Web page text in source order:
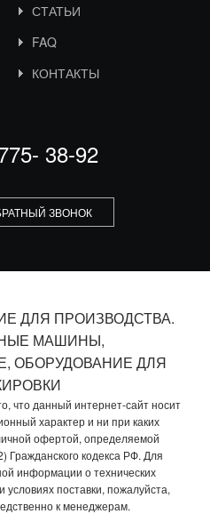
СТАТЬИ
FAQ
КОНТАКТЫ
38-92
ЗВОНОК
ДЛЯ ПРОИЗВОДСТВА.
МАШИНЫ,
ОБОРУДОВАНИЕ ДЛЯ
что данный интернет-сайт носит
характер и ни при каких
офертой, определяемой
Гражданского кодекса РФ. Для
информации о технических
условиях поставки, пожалуйста,
к менеджерам.